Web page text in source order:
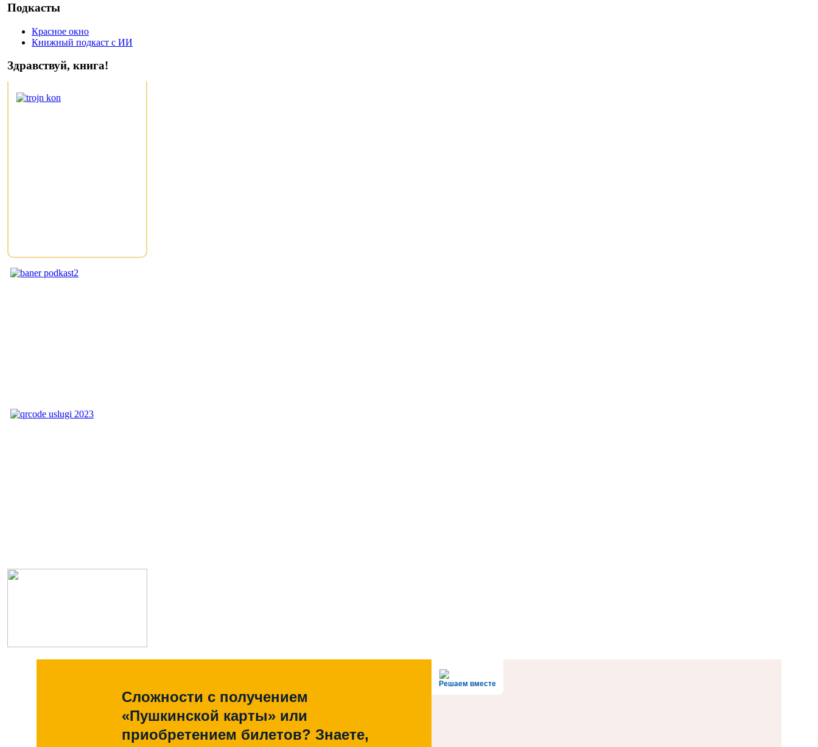
Подкасты
Красное окно
Книжный подкаст с ИИ
Здравствуй, книга!
Решаем вместе
Сложности с получением
«Пушкинской карты» или
приобретением билетов? Знаете,